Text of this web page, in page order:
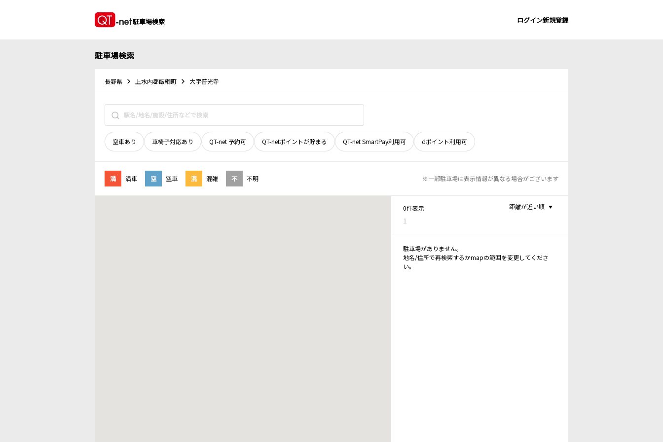
駐車場検索 ログイン新規登録
駐車場検索
長野県 上水内郡飯綱町 大字普光寺
空車あり 車椅子対応あり QT-net 予約可 QT-netポイントが貯まる QT-net SmartPay利用可 dポイント利用可
満 満車 空 空車 混 混雑 不 不明 ※一部駐車場は表示情報が異なる場合がございます
0件表示
1
距離が近い順
駐車場がありません。
地名/住所で再検索するかmapの範囲を変更してくださ
い。